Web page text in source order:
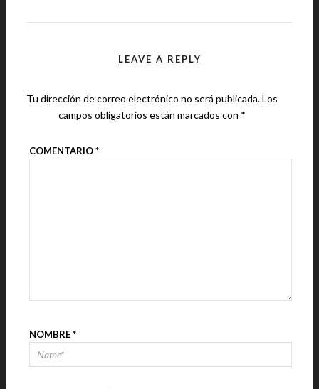
LEAVE A REPLY
Tu dirección de correo electrónico no será publicada.Los
campos obligatorios están marcados con *
COMENTARIO*
NOMBRE*